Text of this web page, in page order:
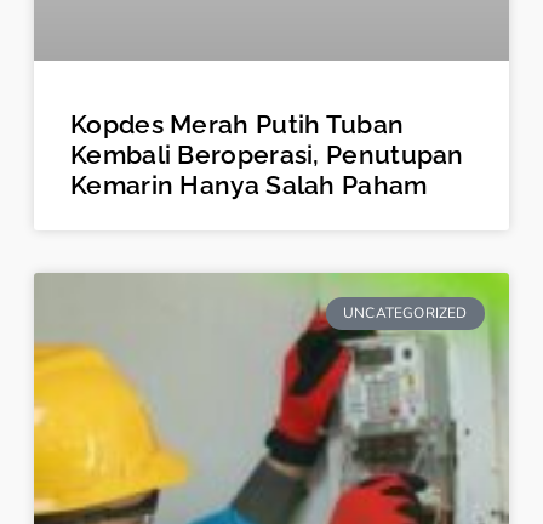
Kopdes Merah Putih Tuban
Kembali Beroperasi, Penutupan
Kemarin Hanya Salah Paham
UNCATEGORIZED